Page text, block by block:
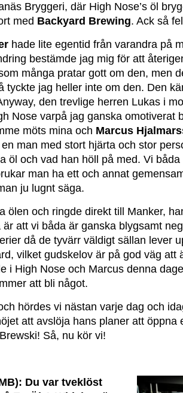
Bryggeri, där High Nose’s öl
med Backyard Brewing. Ack så
hade lite egentid från varandra på
bestämde jag mig för att
många pratar gott om den, men
tyckte jag heller inte om den. Den
den trevlige herren Lukas i
Nose varpå jag ganska omotiverat
möts mina och Marcus
man med stort hjärta och stor
öl och vad han höll på med. Vi
man ha ett och annat
ju lugnt säga.
ölen och ringde direkt till Manker,
att vi båda är ganska blygsamt
då de tyvärr väldigt sällan lever
vilket gudskelov är på god väg att
i High Nose och Marcus denna
att bli något.
hördes vi nästan varje dag och
att avslöja hans planer att öppna
Så, nu kör vi!
Du var tveklöst